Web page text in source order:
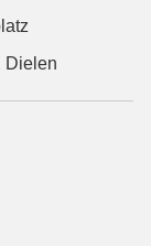
Dielen